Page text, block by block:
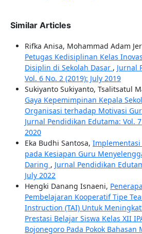
Similar Articles
Rifka Anisa, Mohammad Adam
Petugas Kedisiplinan Kelas
Disiplin di Sekolah Dasar , Jurnal
Vol. 6 No. 2 (2019): July 2019
Sukiyanto Sukiyanto, Tsalitsatul
Gaya Kepemimpinan Kepala
Organisasi terhadap Motivasi
Jurnal Pendidikan Edutama: Vol.
2020
Eka Budhi Santosa, Implementasi
pada Kesiapan Guru
Daring , Jurnal Pendidikan
July 2022
Hengki Danang Isnaeni,
Pembelajaran Kooperatif Tipe
Instruction (TAI) Untuk
Prestasi Belajar Siswa Kelas XII
Bojonegoro Pada Pokok Bahasan